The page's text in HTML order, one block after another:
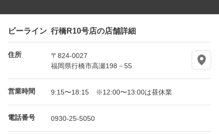
ビーライン 行橋R10号店の店舗詳細
住所
〒824-0027
福岡県行橋市高瀬198－55
営業時間 9:15〜18:15 ※12:00〜13:00は昼休業
電話番号 0930-25-5050